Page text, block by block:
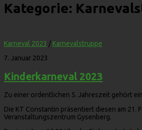
Kategorie:
Karneval 2023 / Karnevalstruppe
7. Januar 2023
Kinderkarneval 2023
Zu einer ordentlichen 5. Jahreszeit gehört
Die KT Constantin präsentiert diesen am 21.
Veranstaltungszentrum Gysenberg.